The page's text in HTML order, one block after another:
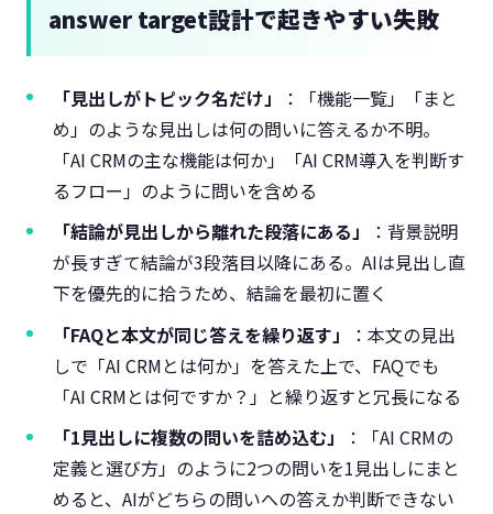
answer target設計で起きやすい失敗
「見出しがトピック名だけ」
：「機能一覧」「まと
め」のような見出しは何の問いに答えるか不明。
「AI CRMの主な機能は何か」「AI CRM導入を判断す
るフロー」のように問いを含める
「結論が見出しから離れた段落にある」
：背景説明
が長すぎて結論が3段落目以降にある。AIは見出し直
下を優先的に拾うため、結論を最初に置く
「FAQと本文が同じ答えを繰り返す」
：本文の見出
しで「AI CRMとは何か」を答えた上で、FAQでも
「AI CRMとは何ですか？」と繰り返すと冗長になる
「1見出しに複数の問いを詰め込む」
：「AI CRMの
定義と選び方」のように2つの問いを1見出しにまと
めると、AIがどちらの問いへの答えか判断できない